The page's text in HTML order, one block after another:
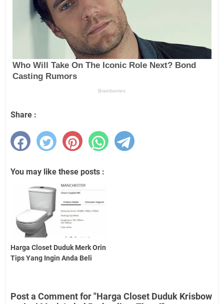
Share :
You may like these posts :
Harga Closet Duduk Merk Orin
Tips Yang Ingin Anda Beli
Post a Comment for "Harga Closet Duduk Krisbow